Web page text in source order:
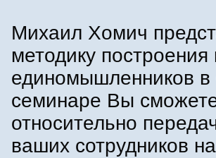
Михаил Хомич
методику
единомышленников в
семинаре Вы
относительно
ваших сотрудников